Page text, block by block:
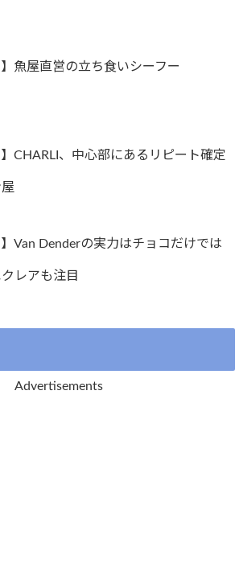
】魚屋直営の立ち食いシーフー
】CHARLI、中心部にあるリピート確定
】Van Denderの実力はチョコだけでは
レアも注目
Advertisements